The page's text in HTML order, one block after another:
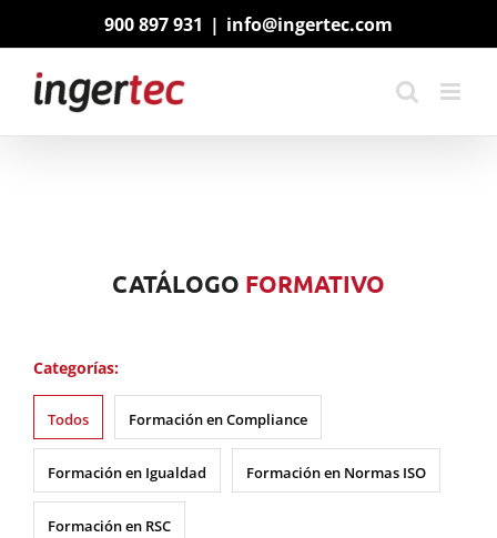
900 897 931 | info@ingertec.com
CATÁLOGO FORMATIVO
Categorías:
Todos Formación en Compliance
Formación en Igualdad Formación en Normas ISO
Formación en RSC